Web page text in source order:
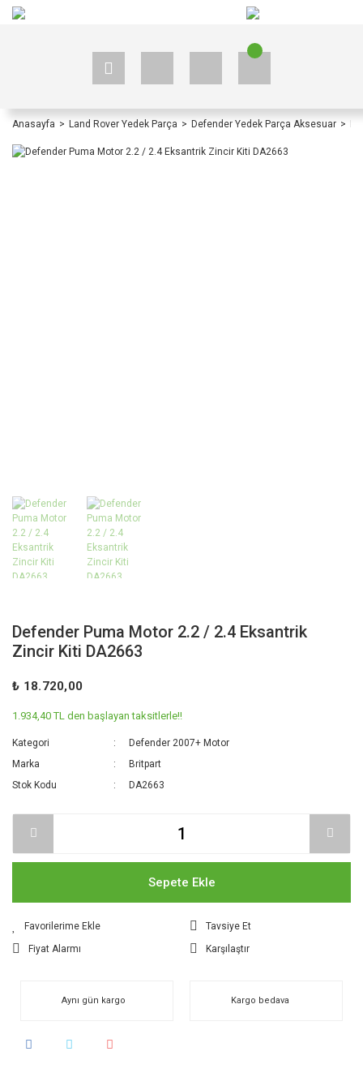
Anasayfa Land Rover Yedek Parça Defender Yedek Parça Aksesuar
Defender Puma Motor 2.2 / 2.4 Eksantrik
Zincir Kiti DA2663
₺ 18.720,00
1.934,40 TL den başlayan taksitlerle!!
Kategori
Defender 2007+ Motor
Marka
Britpart
Stok Kodu
DA2663
Sepete Ekle
Tavsiye Et
Fiyat Alarmı
Karşılaştır
Aynı gün kargo Kargo bedava